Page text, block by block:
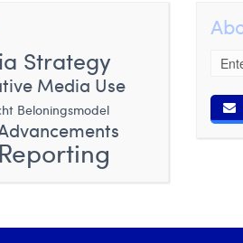
Strategy
Media Use
Beloningsmodel
Reporting